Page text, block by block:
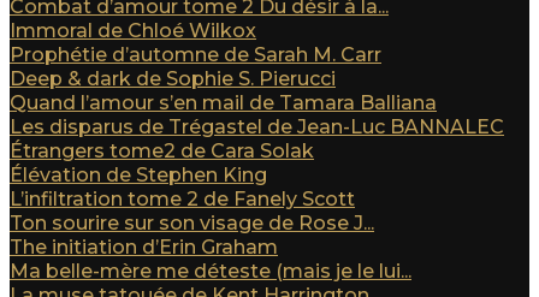
Combat d’amour tome 2 Du désir à la...
Immoral de Chloé Wilkox
Prophétie d’automne de Sarah M. Carr
Deep & dark de Sophie S. Pierucci
Quand l’amour s’en mail de Tamara Balliana
Les disparus de Trégastel de Jean-Luc BANNALEC
Étrangers tome2 de Cara Solak
Élévation de Stephen King
L’infiltration tome 2 de Fanely Scott
Ton sourire sur son visage de Rose J...
The initiation d’Erin Graham
Ma belle-mère me déteste (mais je le lui...